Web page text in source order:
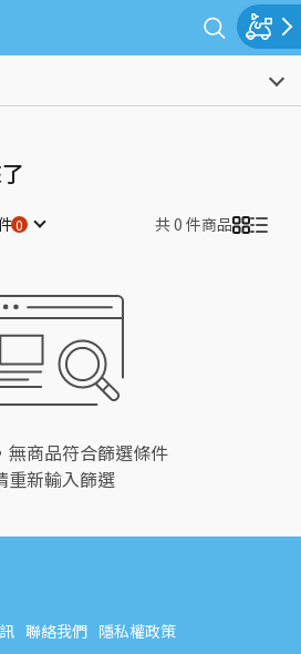
共 0 件商品
無商品符合篩選條件
重新輸入篩選
聯絡我們 隱私權政策